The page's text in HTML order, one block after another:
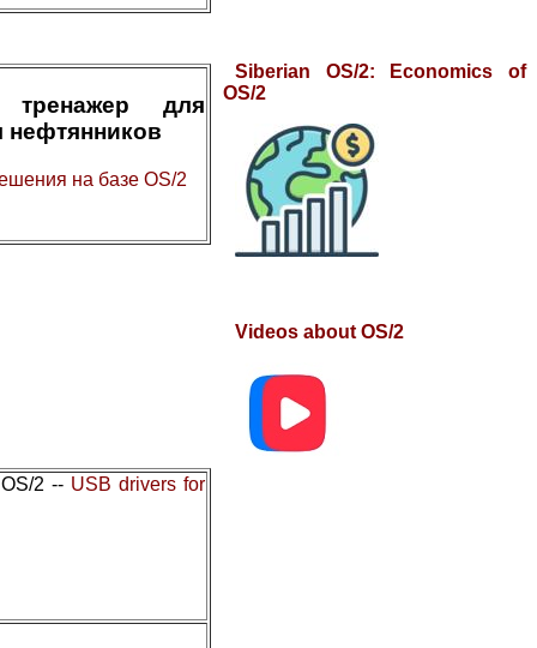
для
нефтянников
на базе OS/2
2 -- USB drivers for
Siberian OS/2: Economics of
OS/2
Videos about OS/2